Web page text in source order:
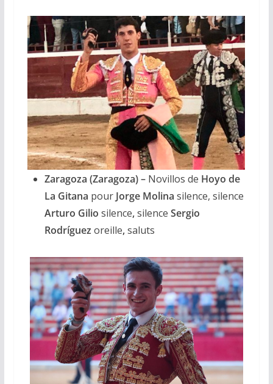
Zaragoza (Zaragoza) – Novillos de Hoyo de
La Gitana pourJorge Molina silence, silence
Arturo Gilio silence,silence Sergio
Rodríguez oreille,saluts